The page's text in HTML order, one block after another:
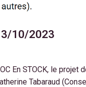
10/2023
En STOCK, le
Tabaraud